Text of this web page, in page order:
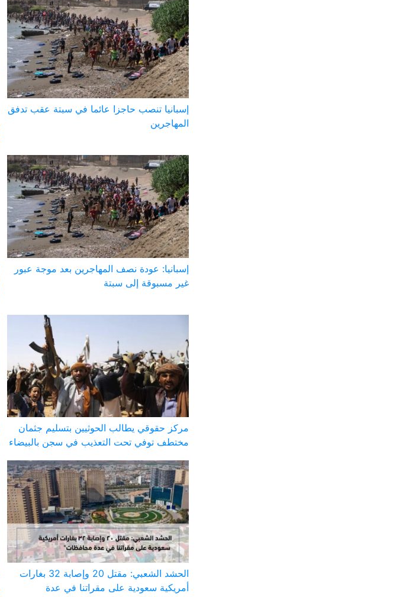
إسبانيا تنصب حاجزا عائما في سبتة عقب تدفق
المهاجرين
إسبانيا: عودة نصف المهاجرين بعد موجة عبور
غير مسبوقة إلى سبتة
مركز حقوقي يطالب الحوثيين بتسليم جثمان
مختطف توفي تحت التعذيب في سجن بالبيضاء
الحشد الشعبي: مقتل 20 وإصابة 32 بغارات
أمريكية سعودية على مقراتنا في عدة